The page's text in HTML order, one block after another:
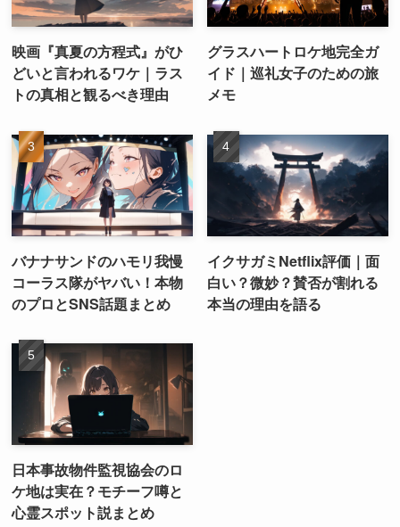
映画『真夏の方程式』がひ
どいと言われるワケ｜ラス
トの真相と観るべき理由
グラスハートロケ地完全ガ
イド｜巡礼女子のための旅
メモ
バナナサンドのハモリ我慢
コーラス隊がヤバい！本物
のプロとSNS話題まとめ
イクサガミNetflix評価｜面
白い？微妙？賛否が割れる
本当の理由を語る
日本事故物件監視協会のロ
ケ地は実在？モチーフ噂と
心霊スポット説まとめ